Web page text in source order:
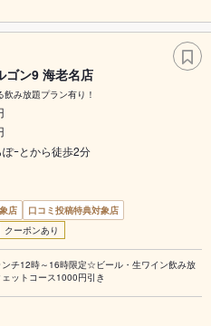
ゴン9 海老名店
み放題プラン有り！
ｰとから徒歩2分
店
口コミ投稿特典対象店
クーポンあり
ンチ12時～16時限定☆ビール・生ワイン飲み放
ットコース1000円引き